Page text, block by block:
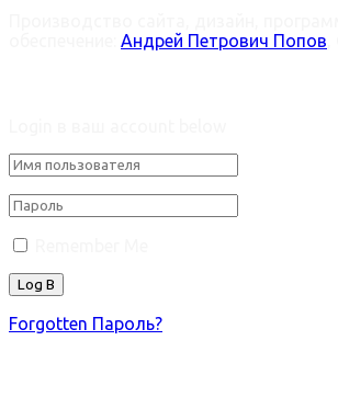
Андрей Петрович Попов
Forgotten Пароль?